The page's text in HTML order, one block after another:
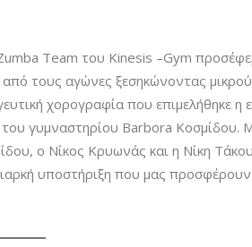
Team του Kinesis –Gym
από τους αγώνες ξεσηκώνοντας
χορογραφία που επιμελήθηκε η
γυμναστηρίου Barbora Κοσμίδου.
ο Νίκος Κρυωνάς και η Νίκη
υποστήριξη που μας προσφέρουν